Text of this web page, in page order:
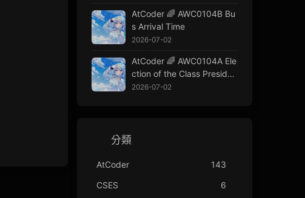
AtCoder 🌈 AWC0104B Bu
s Arrival Time
2026-07-02
AtCoder 🌈 AWC0104A Ele
ction of the Class Presiden
t2026-07-02
分類
AtCoder
143
CSES
6